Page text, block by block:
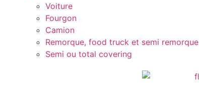
Voiture
Fourgon
Camion
Remorque, food truck et semi remorque
Semi ou total covering